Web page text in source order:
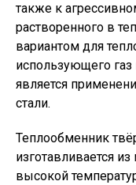
также к
растворенного в
вариантом для
использующего газ
является
стали.
Теплообменник
изготавливается
высокой